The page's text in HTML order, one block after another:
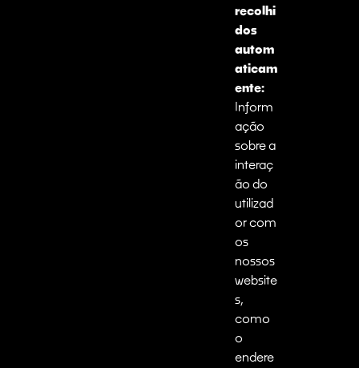
recolhi
dos
autom
aticam
ente:
Inform
ação
sobre a
interaç
ão do
utilizad
or com
os
nossos
website
s,
como
o
endere